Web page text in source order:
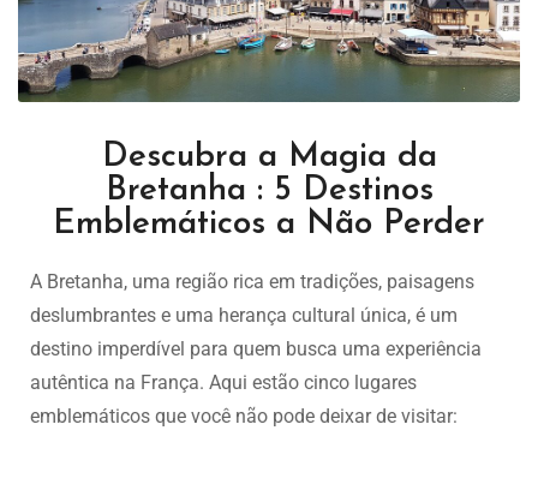
Descubra a Magia da
Bretanha : 5 Destinos
Emblemáticos a Não Perder
A Bretanha, uma região rica em tradições, paisagens
deslumbrantes e uma herança cultural única, é um
destino imperdível para quem busca uma experiência
autêntica na França. Aqui estão cinco lugares
emblemáticos que você não pode deixar de visitar: